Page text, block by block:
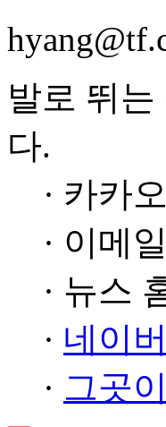
발로 뛰
다.
· 카카
· 이메
· 뉴스
· 네이
· 그곳